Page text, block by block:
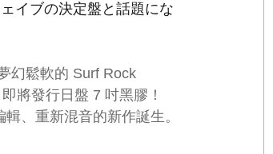
イブの決定盤と話題にな
幻鬆軟的 Surf Rock
將發行日盤 7 吋黑膠！
、重新混音的新作誕生。